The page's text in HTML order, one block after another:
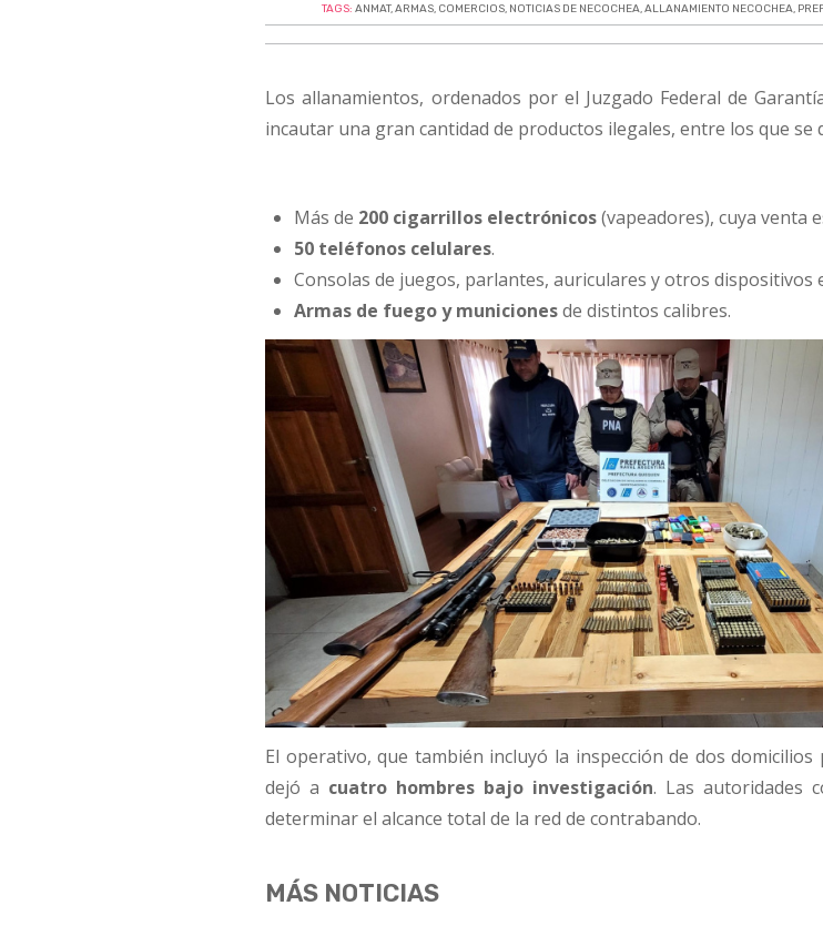
TAGS:ANMAT,ARMAS, COMERCIOS, NOTICIAS DE NECOCHEA,ALLANAMIENTO NECOCHEA,
Los allanamientos, ordenados por el Juzgado Federal de
incautar una gran cantidad de productos ilegales, entre los que se
Más de 200 cigarrillos electrónicos(vapeadores), cuya venta
50 teléfonos celulares.
Consolas de juegos, parlantes, auriculares y otros dispositivos
Armas de fuego y municionesde distintos calibres.
El operativo, que también incluyó la inspección de dos
dejó a cuatro hombres bajo investigación. Las autoridades
determinar el alcance total de la red de contrabando.
MÁS NOTICIAS